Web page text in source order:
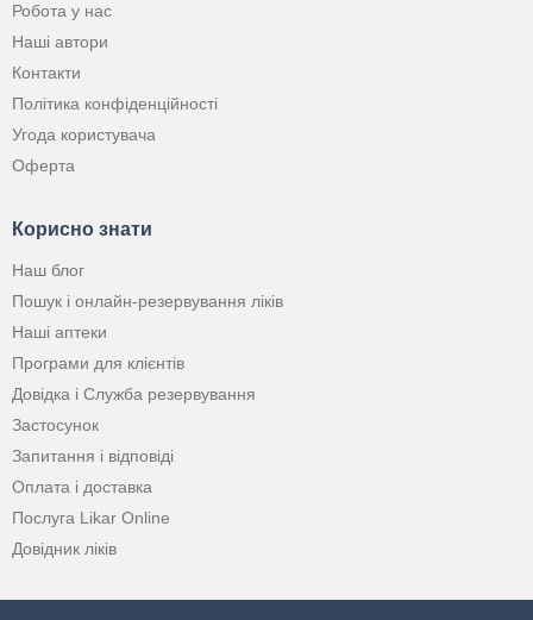
Робота у нас
Наші автори
Контакти
Політика конфіденційності
Угода користувача
Оферта
Корисно знати
Наш блог
Пошук і онлайн-резервування ліків
Наші аптеки
Програми для клієнтів
Довідка і Служба резервування
Застосунок
Запитання і відповіді
Оплата і доставка
Послуга Likar Online
Довідник ліків